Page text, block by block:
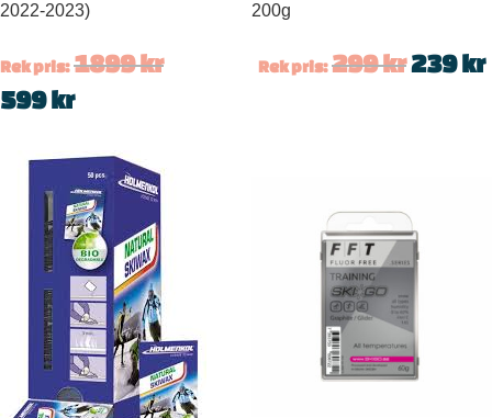
2022-2023)
Rek pris: 1899kr
599kr
200g
Rek pris: 299kr239kr